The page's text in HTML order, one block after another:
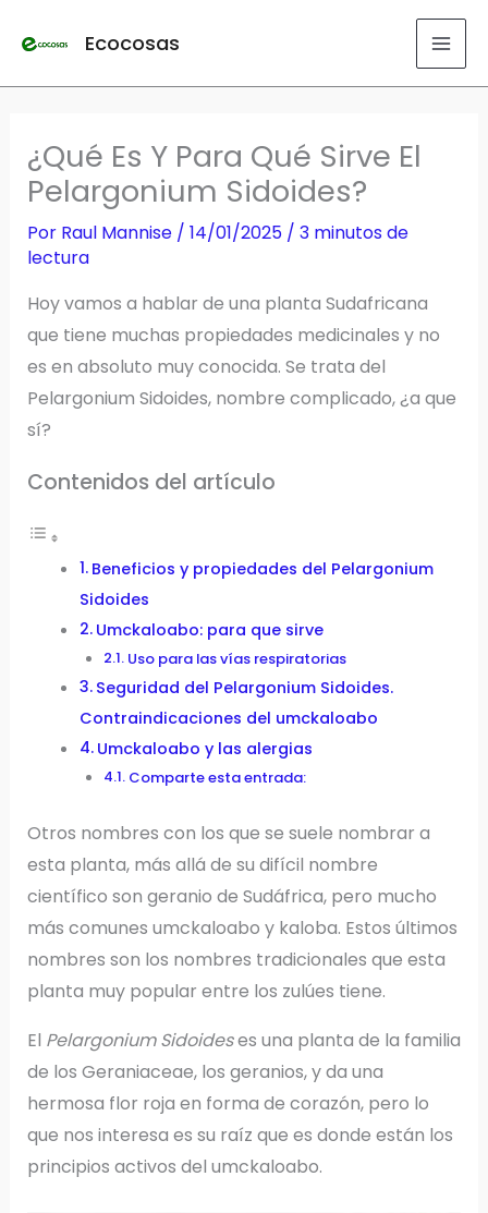
Ecocosas
¿Qué Es Y Para Qué Sirve El
Pelargonium Sidoides?
Por Raul Mannise / 14/01/2025 / 3 minutos de
lectura
Hoy vamos a hablar de una planta Sudafricana
que tiene muchas propiedades medicinales y no
es en absoluto muy conocida. Se trata del
Pelargonium Sidoides, nombre complicado, ¿a que
sí?
Contenidos del artículo
Beneficios y propiedades del Pelargonium
Sidoides
Umckaloabo: para que sirve
Uso para las vías respiratorias
Seguridad del Pelargonium Sidoides.
Contraindicaciones del umckaloabo
Umckaloabo y las alergias
Comparte esta entrada:
Otros nombres con los que se suele nombrar a
esta planta, más allá de su difícil nombre
científico son geranio de Sudáfrica, pero mucho
más comunes umckaloabo y kaloba. Estos últimos
nombres son los nombres tradicionales que esta
planta muy popular entre los zulúes tiene.
El Pelargonium Sidoideses una planta de la familia
de los Geraniaceae, los geranios, y da una
hermosa flor roja en forma de corazón, pero lo
que nos interesa es su raíz que es donde están los
principios activos del umckaloabo.